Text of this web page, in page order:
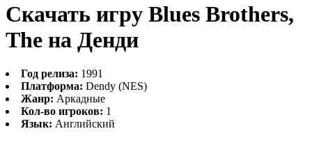
Скачать игру Blues Brothers,
The на Денди
Год релиза: 1991
Платформа: Dendy (NES)
Жанр: Аркадные
Кол-во игроков: 1
Язык: Английский